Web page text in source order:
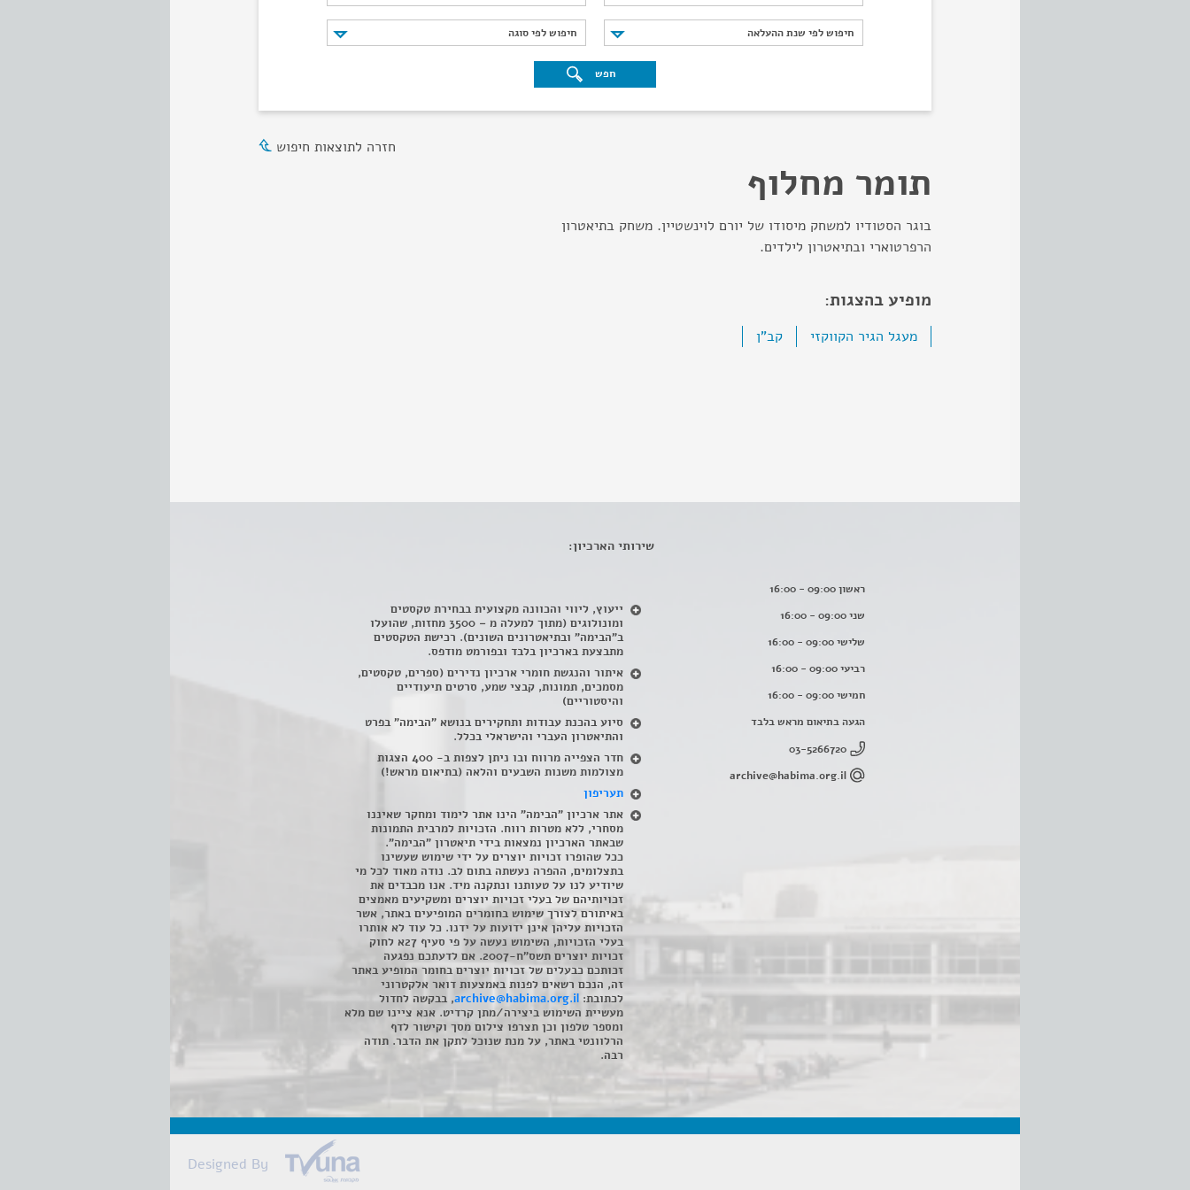
חיפוש לפי שנת ההעלאה
חיפוש לפי שנת ההעלאה חיפוש לפי סוגה
חיפוש לפי סוגה
חפש
חזרה לתוצאות חיפוש
תומר מחלוף
בוגר הסטודיו למשחק מיסודו של יורם לוינשטיין. משחק בתיאטרון
הרפרטוארי ובתיאטרון לילדים.
מופיע בהצגות:
מעגל הגיר הקווקזי קב"ן
ראשון 09:00 - 16:00
שני 09:00 - 16:00
שלישי 09:00 - 16:00
רביעי 09:00 - 16:00
חמישי 09:00 - 16:00
הגעה בתיאום מראש בלבד
03-5266720
archive@habima.org.il
שירותי הארכיון:
ייעוץ, ליווי והכוונה מקצועית בבחירת טקסטים
ומונולוגים (מתוך למעלה מ – 3500 מחזות, שהועלו
ב"הבימה" ובתיאטרונים השונים). רכישת הטקסטים
מתבצעת בארכיון בלבד ובפורמט מודפס.
איתור והנגשת חומרי ארכיון נדירים (ספרים, טקסטים,
מסמכים, תמונות, קבצי שמע, סרטים תיעודיים
והיסטוריים)
סיוע בהכנת עבודות ותחקירים בנושא "הבימה" בפרט
והתיאטרון העברי והישראלי בכלל.
חדר הצפייה מרווח ובו ניתן לצפות ב- 400 הצגות
מצולמות משנות השבעים והלאה (בתיאום מראש!)
תעריפון
אתר ארכיון "הבימה" הינו אתר לימוד ומחקר שאיננו
מסחרי, ללא מטרות רווח. הזכויות למרבית התמונות
שבאתר הארכיון נמצאות בידי תיאטרון "הבימה".
ככל שהופרו זכויות יוצרים על ידי שימוש שעשינו
בתצלומים, ההפרה נעשתה בתום לב. נודה מאוד לכל מי
שיודיע לנו על טעותנו ונתקנה מיד. אנו מכבדים את
זכויותיהם של בעלי זכויות יוצרים ומשקיעים מאמצים
באיתורם לצורך שימוש בחומרים המופיעים באתר, אשר
הזכויות עליהן אינן ידועות על ידנו. כל עוד לא אותרו
בעלי הזכויות, השימוש נעשה על פי סעיף 27א לחוק
זכויות יוצרים תשס"ח-2007. אם לדעתכם נפגעה
זכותכם כבעלים של זכויות יוצרים בחומר המופיע באתר
זה, הנכם רשאים לפנות באמצעות דואר אלקטרוני
לכתובת: archive@habima.org.il, בבקשה לחדול
מעשיית השימוש ביצירה/מתן קרדיט. אנא ציינו שם מלא
ומספר טלפון וכן תצרפו צילום מסך וקישור לדף
הרלוונטי באתר, על מנת שנוכל לתקן את הדבר. תודה
רבה.
Designed By